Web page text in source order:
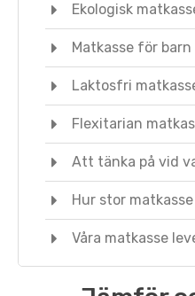
Ekologisk
Matkasse för barn
Laktosfri
Flexitarian
Att tänka på vid
Hur stor
Våra matkasse